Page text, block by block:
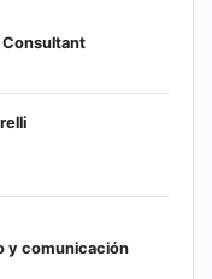
y comunicación